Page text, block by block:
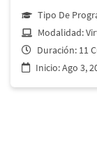
Tipo De
Modalidad:
Duración: 11
Inicio:Ago 3,